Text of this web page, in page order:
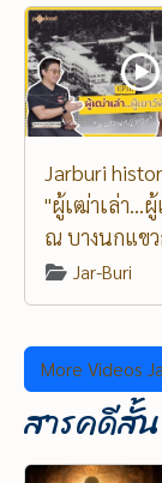
Jarburi
"ผู้เฒ่าเล่า...ผู้
ณ บางนกแข
Jar-Buri
More Videos
สารคดีสั้